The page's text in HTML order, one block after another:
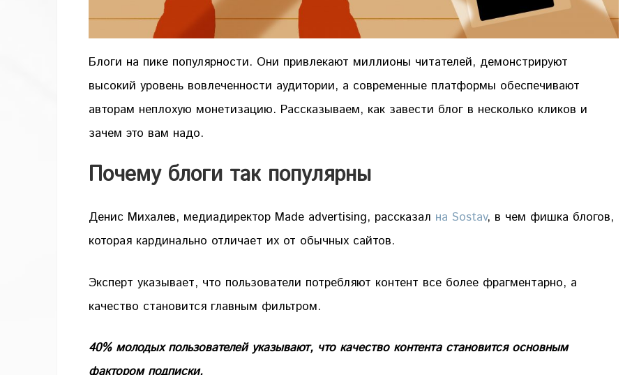
Блоги на пике популярности. Они привлекают миллионы читателей, демонстрируют
высокий уровень вовлеченности аудитории, а современные платформы обеспечивают
авторам неплохую монетизацию. Рассказываем, как завести блог в несколько кликов и
зачем это вам надо.
Почему блоги так популярны
Денис Михалев, медиадиректор Made advertising, рассказал на Sostav, в чем фишка блогов,
которая кардинально отличает их от обычных сайтов.
Эксперт указывает, что пользователи потребляют контент все более фрагментарно, а
качество становится главным фильтром.
40% молодых пользователей указывают, что качество контента становится основным
фактором подписки.